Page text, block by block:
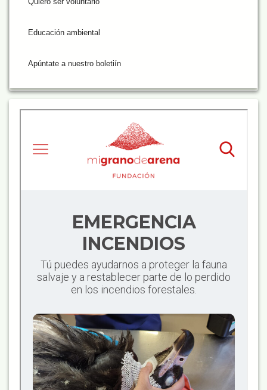
Educación ambiental
Apúntate a nuestro boletiín